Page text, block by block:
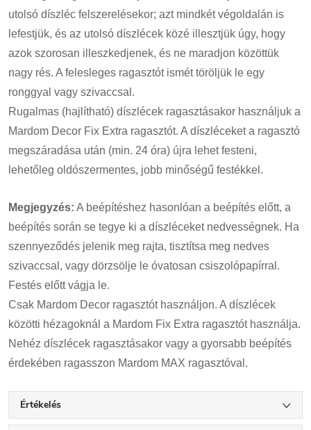
utolsó díszléc felszerelésekor; azt mindkét végoldalán is
lefestjük, és az utolsó díszlécek közé illesztjük úgy, hogy
azok szorosan illeszkedjenek, és ne maradjon közöttük
nagy rés. A felesleges ragasztót ismét töröljük le egy
ronggyal vagy szivaccsal.
Rugalmas (hajlítható) díszlécek ragasztásakor használjuk a
Mardom Decor Fix Extra ragasztót. A díszléceket a ragasztó
megszáradása után (min. 24 óra) újra lehet festeni,
lehetőleg oldószermentes, jobb minőségű festékkel.
Megjegyzés: A beépítéshez hasonlóan a beépítés előtt, a
beépítés során se tegye ki a díszléceket nedvességnek. Ha
szennyeződés jelenik meg rajta, tisztítsa meg nedves
szivaccsal, vagy dörzsölje le óvatosan csiszolópapírral.
Festés előtt vágja le.
Csak Mardom Decor ragasztót használjon. A díszlécek
közötti hézagoknál a Mardom Fix Extra ragasztót használja.
Nehéz díszlécek ragasztásakor vagy a gyorsabb beépítés
érdekében ragasszon Mardom MAX ragasztóval.
Értékelés